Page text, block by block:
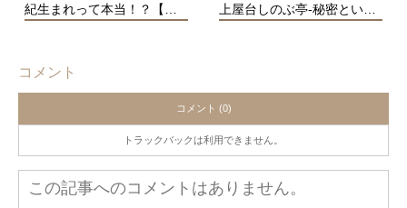
紀生まれって本当！？【…
上屋台しのぶ亭-秘密とい…
コメント
コメント (0)
トラックバックは利用できません。
この記事へのコメントはありません。